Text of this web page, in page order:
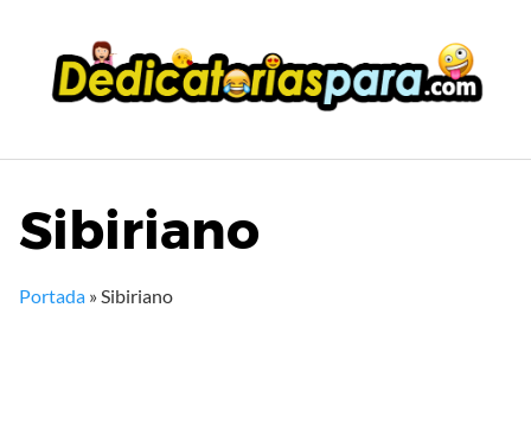
contenido
Sibiriano
Portada »Sibiriano